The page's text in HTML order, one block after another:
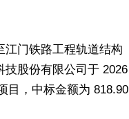
江门铁路工程轨道结构
股份有限公司于 2026
目，中标金额为 818.90